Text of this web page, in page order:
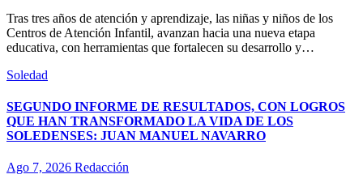
Tras tres años de atención y aprendizaje, las niñas y niños de los
Centros de Atención Infantil, avanzan hacia una nueva etapa
educativa, con herramientas que fortalecen su desarrollo y…
Soledad
SEGUNDO INFORME DE RESULTADOS, CON LOGROS
QUE HAN TRANSFORMADO LA VIDA DE LOS
SOLEDENSES: JUAN MANUEL NAVARRO
Ago 7, 2026 Redacción